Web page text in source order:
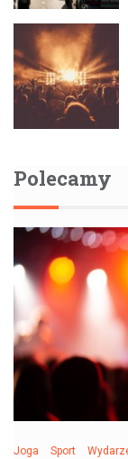
Polecamy
Joga Sport